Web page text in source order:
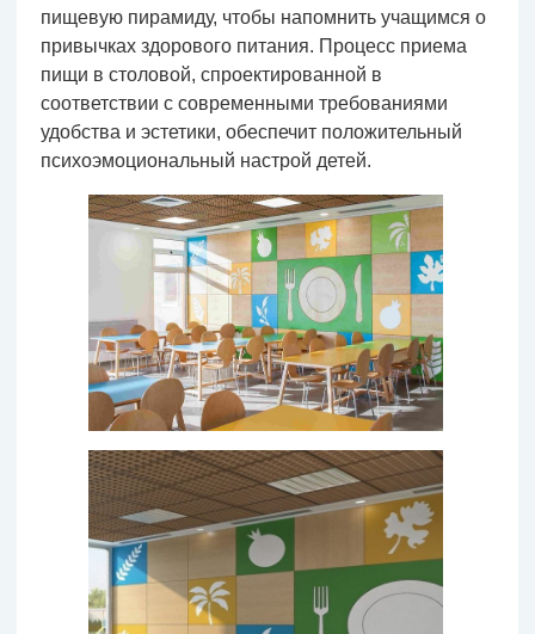
пищевую пирамиду, чтобы напомнить учащимся о
привычках здорового питания. Процесс приема
пищи в столовой, спроектированной в
соответствии с современными требованиями
удобства и эстетики, обеспечит положительный
психоэмоциональный настрой детей.